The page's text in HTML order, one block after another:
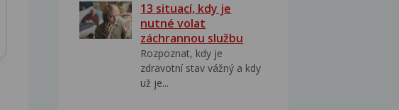
13 situací, kdy je
nutné volat
záchrannou službu
Rozpoznat, kdy je
zdravotní stav vážný a kdy
už je...